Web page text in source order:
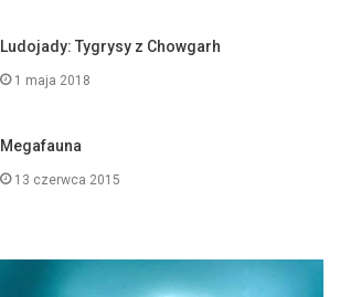
Ludojady: Tygrysy z Chowgarh
1 maja 2018
Megafauna
13 czerwca 2015